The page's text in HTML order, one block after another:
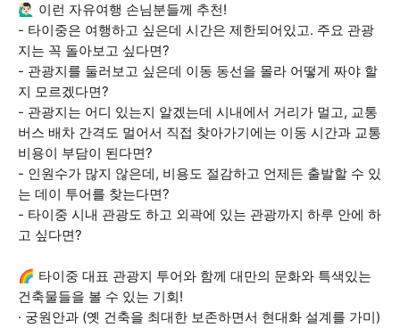
🙋🏻‍♂️ 이런 자유여행 손님분들께 추천!
- 타이중은 여행하고 싶은데 시간은 제한되어있고. 주요 관광
지는 꼭 돌아보고 싶다면?
- 관광지를 둘러보고 싶은데 이동 동선을 몰라 어떻게 짜야 할
지 모르겠다면?
- 관광지는 어디 있는지 알겠는데 시내에서 거리가 멀고, 교통
버스 배차 간격도 멀어서 직접 찾아가기에는 이동 시간과 교통
비용이 부담이 된다면?
- 인원수가 많지 않은데, 비용도 절감하고 언제든 출발할 수 있
는 데이 투어를 찾는다면?
- 타이중 시내 관광도 하고 외곽에 있는 관광까지 하루 안에 하
고 싶다면?
🌈 타이중 대표 관광지 투어와 함께 대만의 문화와 특색있는
건축물들을 볼 수 있는 기회!
· 궁원안과 (옛 건축을 최대한 보존하면서 현대화 설계를 가미)